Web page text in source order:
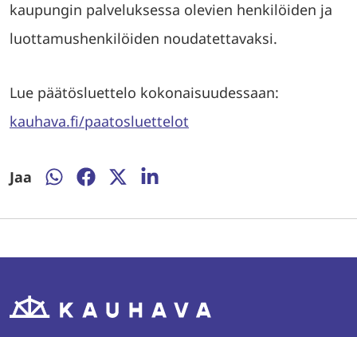
kaupungin palveluksessa olevien henkilöiden ja
luottamushenkilöiden noudatettavaksi.
Lue päätösluettelo kokonaisuudessaan:
kauhava.fi/paatosluettelot
Jaa
Jaa
Jaa
Jaa
Jaa